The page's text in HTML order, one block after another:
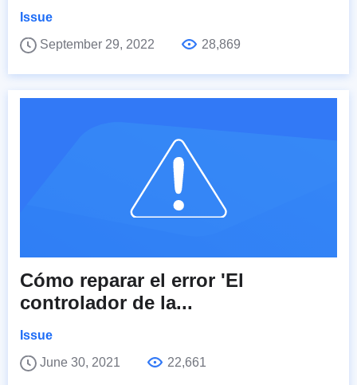
Issue
September 29, 2022
28,869
Cómo reparar el error 'El
controlador de la...
Issue
June 30, 2021
22,661